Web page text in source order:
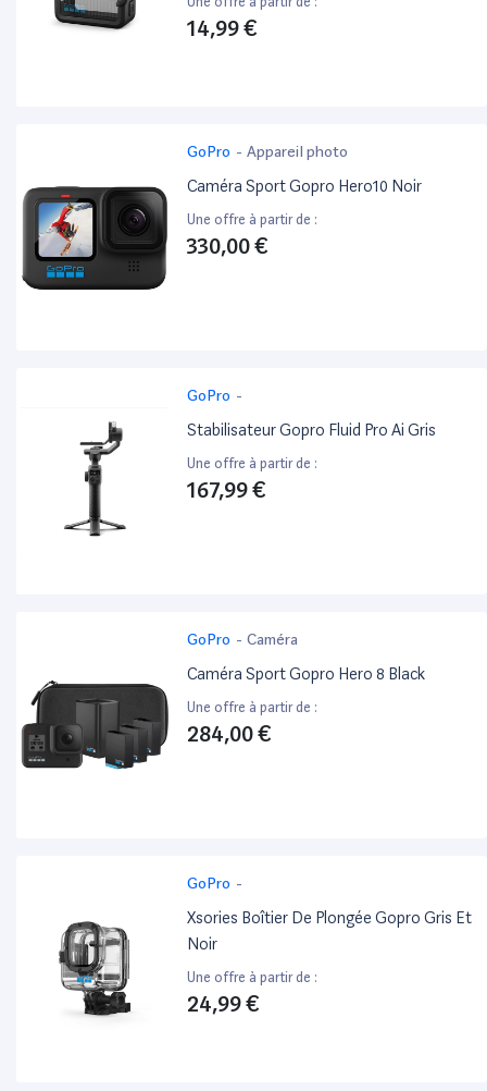
14,99 €
GoPro - Appareil photo
Caméra Sport Gopro Hero10 Noir
Une offre à partir de :
330,00 €
GoPro -
Stabilisateur Gopro Fluid Pro Ai Gris
Une offre à partir de :
167,99 €
GoPro - Caméra
Caméra Sport Gopro Hero 8 Black
Une offre à partir de :
284,00 €
GoPro -
Xsories Boîtier De Plongée Gopro Gris Et
Noir
Une offre à partir de :
24,99 €